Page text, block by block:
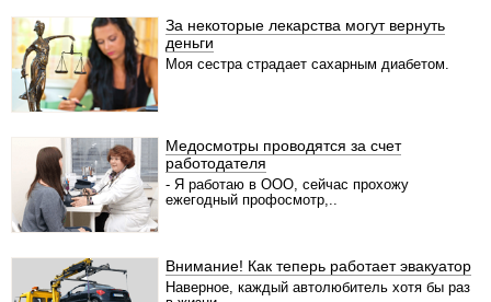
За некоторые лекарства могут вернуть
деньги
Моя сестра страдает сахарным диабетом.
Медосмотры проводятся за счет
работодателя
- Я работаю в ООО, сейчас прохожу
ежегодный профосмотр,..
Внимание! Как теперь работает эвакуатор
Наверное, каждый автолюбитель хотя бы раз